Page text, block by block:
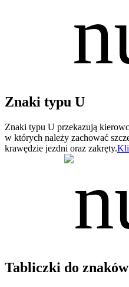
Znaki typu U
Znaki typu U przekazują
w których należy zachować
krawędzie jezdni oraz zakręty.
Tabliczki do